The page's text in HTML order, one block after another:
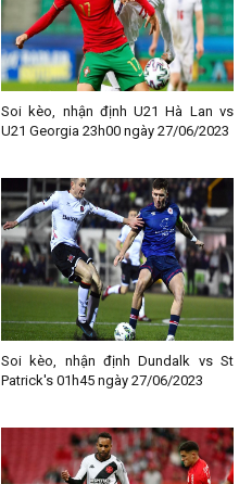
Soi kèo, nhận định U21 Hà Lan vs
U21 Georgia 23h00 ngày 27/06/2023
Soi kèo, nhận định Dundalk vs St
Patrick's 01h45 ngày 27/06/2023